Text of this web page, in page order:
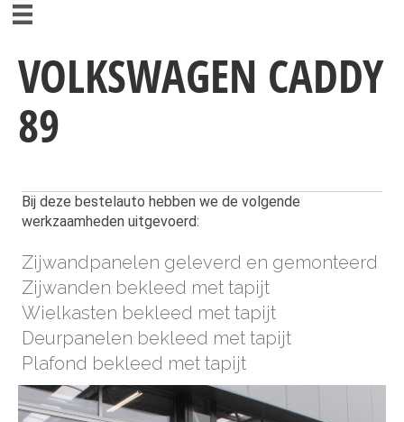
VOLKSWAGEN CADDY
89
Bij deze bestelauto hebben we de volgende
werkzaamheden uitgevoerd:
Zijwandpanelen geleverd en gemonteerd
Zijwanden bekleed met tapijt
Wielkasten bekleed met tapijt
Deurpanelen bekleed met tapijt
Plafond bekleed met tapijt